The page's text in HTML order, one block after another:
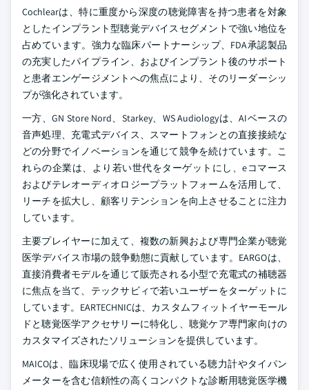
Cochlearは、特に重度から深度の聴覚障害を持つ患者を対象
としたインプラント型聴覚デバイスセグメントで強い地位を
占めています。強力な臨床パートナーシップ、FDA承認製品
の充実したパイプライン、およびインプラント後のサポート
と患者エンゲージメントへの焦点により、そのリーダーシッ
プが強化されています。
一方、GN Store Nord、Starkey、WS Audiologyは、AIベースの
音声処理、充電式デバイス、スマートフォンとの直接接続な
どの分野でイノベーションを通じて競争を続けています。こ
れらの企業は、より若い世代をターゲットにし、eコマース
およびテレオーディオロジープラットフォームを活用して、
リーチを拡大し、顧客リテンションを向上させることに注力
しています。
主要プレイヤーに加えて、複数の新興および専門企業が聴覚
医学デバイス市場の競争動態に貢献しています。EARGOは、
直接消費者モデルを通じて販売される小型で充電式の補聴器
に焦点を当て、テックサビィで若いユーザーをターゲットに
しています。EARTECHNICは、カスタムフィットイヤーモール
ドと聴覚医学アクセサリーに特化し、聴覚ケア専門家向けの
カスタマイズされたソリューションを提供しています。
MAICOは、臨床現場で広く使用されている聴力計やタイパン
メーターを含む信頼性の高くコンパクトな診断用聴覚医学機